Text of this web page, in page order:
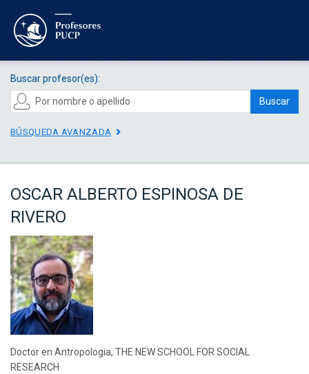
Buscar profesor(es):
Buscar
BÚSQUEDA AVANZADA
OSCAR ALBERTO ESPINOSA DE
RIVERO
Doctor en Antropologia, THE NEW SCHOOL FOR SOCIAL
RESEARCH